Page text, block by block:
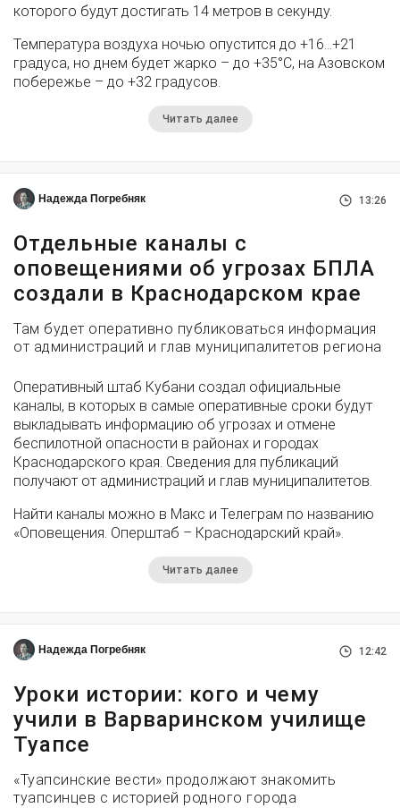
которого будут достигать 14 метров в секунду.
Температура воздуха ночью опустится до +16…+21
градуса, но днем будет жарко – до +35°С, на Азовском
побережье – до +32 градусов.
Читать далее
Надежда Погребняк 13:26
Отдельные каналы с
оповещениями об угрозах БПЛА
создали в Краснодарском крае
Там будет оперативно публиковаться информация
от администраций и глав муниципалитетов региона
Оперативный штаб Кубани создал официальные
каналы, в которых в самые оперативные сроки будут
выкладывать информацию об угрозах и отмене
беспилотной опасности в районах и городах
Краснодарского края. Сведения для публикаций
получают от администраций и глав муниципалитетов.
Найти каналы можно в Макс и Телеграм по названию
«Оповещения. Оперштаб – Краснодарский край».
Читать далее
Надежда Погребняк 12:42
Уроки истории: кого и чему
учили в Варваринском училище
Туапсе
«Туапсинские вести» продолжают знакомить
туапсинцев с историей родного города